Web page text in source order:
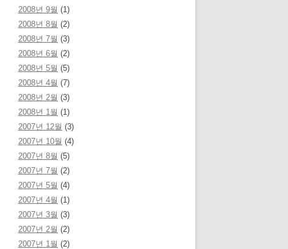
2008년 9월 (1)
2008년 8월 (2)
2008년 7월 (3)
2008년 6월 (2)
2008년 5월 (5)
2008년 4월 (7)
2008년 2월 (3)
2008년 1월 (1)
2007년 12월 (3)
2007년 10월 (4)
2007년 8월 (5)
2007년 7월 (2)
2007년 5월 (4)
2007년 4월 (1)
2007년 3월 (3)
2007년 2월 (2)
2007년 1월 (2)